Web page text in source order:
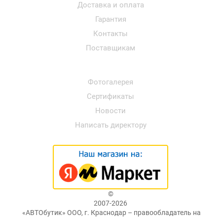
Доставка и оплата
Гарантия
Контакты
Поставщикам
Фотогалерея
Сертификаты
Новости
Написать директору
©
2007-2026
«АВТОбутик» ООО, г. Краснодар – правообладатель на